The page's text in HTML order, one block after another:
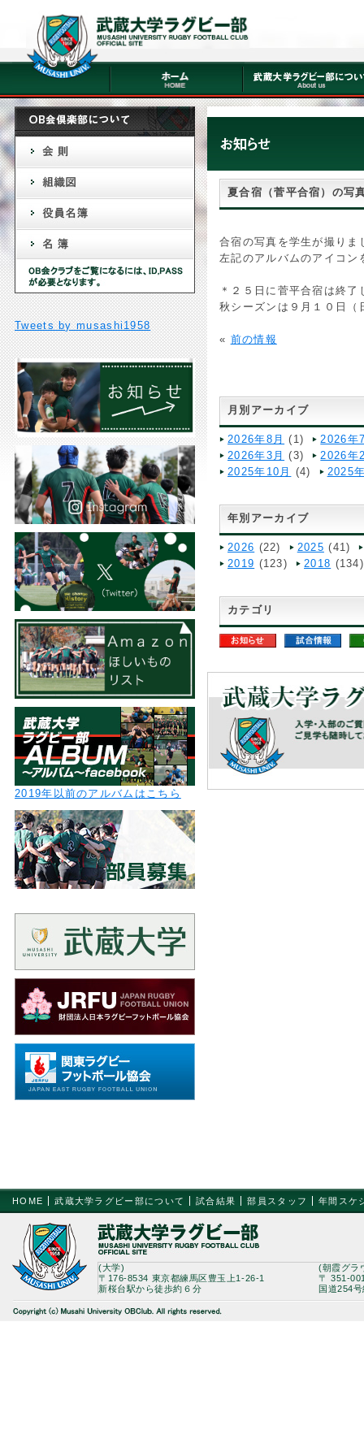
夏合宿（菅平合宿）の写
合宿の写真を学生が撮りま
左記のアルバムのアイコ
＊２５日に菅平合宿は終
秋シーズンは９月１０日（
« 前の情報
月別アーカイブ
2026年8月 (1)
2026年
2026年3月 (3)
2026年
2025年10月
(4) 2025
年別アーカイブ
2026 (22) 2025 (41)
2019 (123) 2018 (134)
カテゴリ
Tweets by musashi1958
2019年以前のアルバムはこちら
HOME 武蔵大学ラグビー部について 試合結果 部員スタッフ 年間スケ
(大学)
〒176-8534 東京都練馬区豊玉上1-26-1
新桜台駅から徒歩約６分
(朝霞グラ
〒 351-
国道254